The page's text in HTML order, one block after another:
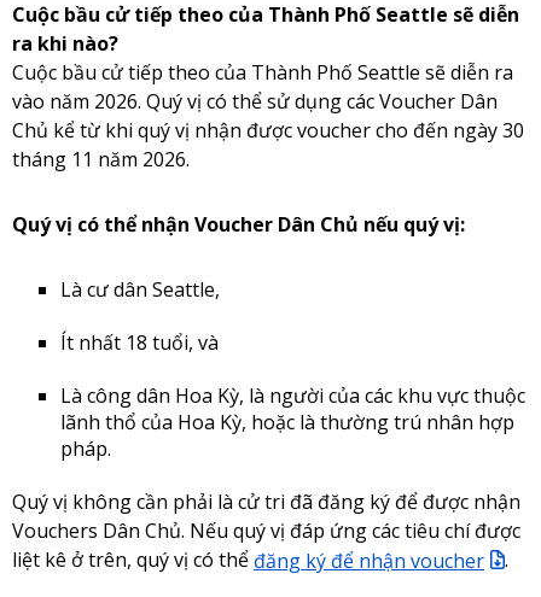
Cuộc bầu cử tiếp theo của Thành Phố Seattle sẽ diễn
ra khi nào?
Cuộc bầu cử tiếp theo của Thành Phố Seattle sẽ diễn ra
vào năm 2026. Quý vị có thể sử dụng các Voucher Dân
Chủ kể từ khi quý vị nhận được voucher cho đến ngày 30
tháng 11 năm 2026.
Quý vị có thể nhận Voucher Dân Chủ nếu quý vị:
Là cư dân Seattle,
Ít nhất 18 tuổi, và
Là công dân Hoa Kỳ, là người của các khu vực thuộc
lãnh thổ của Hoa Kỳ, hoặc là thường trú nhân hợp
pháp.
Quý vị không cần phải là cử tri đã đăng ký để được nhận
Vouchers Dân Chủ. Nếu quý vị đáp ứng các tiêu chí được
liệt kê ở trên, quý vị có thể đăng ký để nhận voucher .